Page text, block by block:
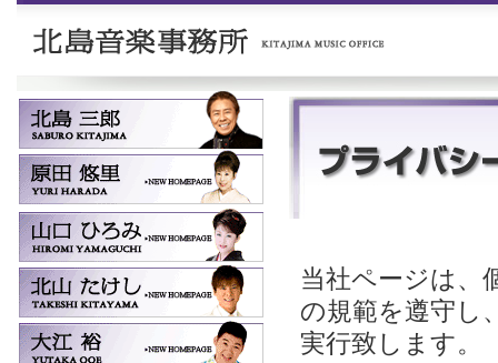
当社ページは、
の規範を遵守し
実行致します。